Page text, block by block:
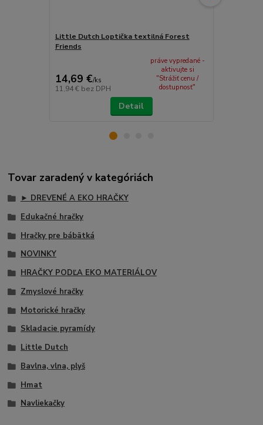
Little Dutch Loptička textilná Forest
Friends
14,69 €/ks
11,94 € bez DPH
práve vypredané -
aktivujte si
"Strážiť cenu /
dostupnosť"
Detail
Tovar zaradený v kategóriách
► DREVENÉ A EKO HRAČKY
Edukačné hračky
Hračky pre bábätká
NOVINKY
HRAČKY PODĽA EKO MATERIÁLOV
Zmyslové hračky
Motorické hračky
Skladacie pyramídy
Little Dutch
Bavlna, vlna, plyš
Hmat
Navliekačky